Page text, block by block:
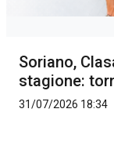
Soriano,
stagione:
31/07/2026 18:34